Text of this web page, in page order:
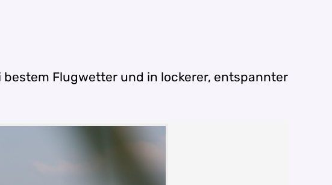
Flugwetter und in lockerer, entspannter